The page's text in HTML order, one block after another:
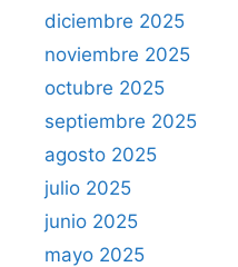
diciembre 2025
noviembre 2025
octubre 2025
septiembre 2025
agosto 2025
julio 2025
junio 2025
mayo 2025